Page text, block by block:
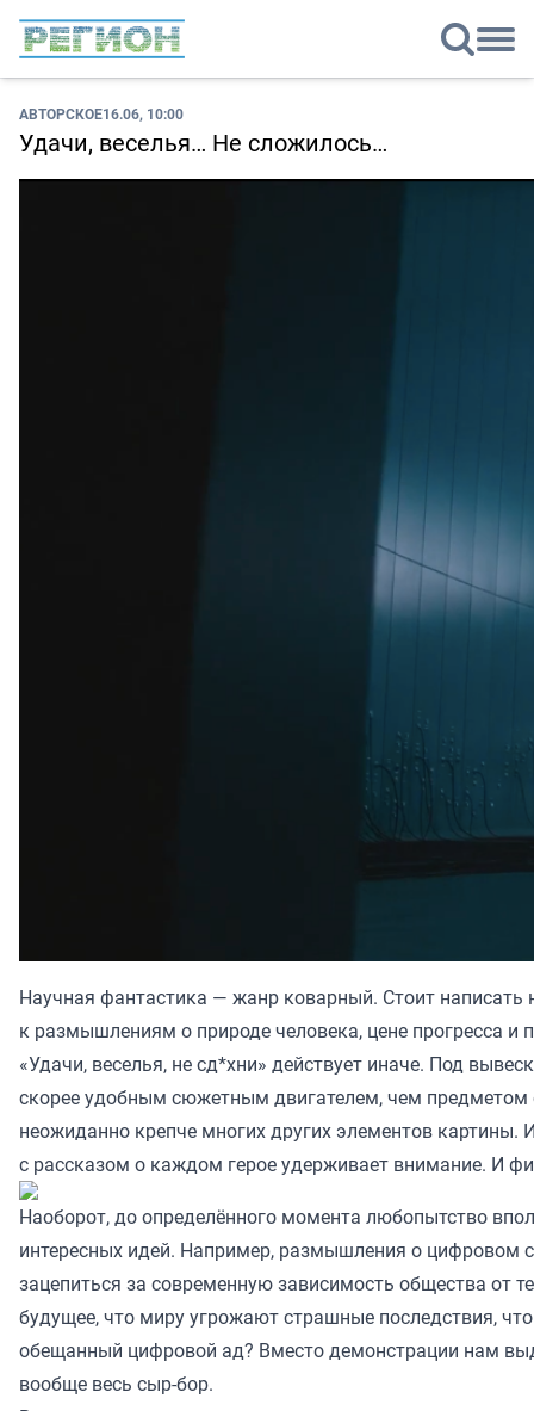
АВТОРСКОЕ16.06, 10:00
Удачи, веселья… Не сложилось…
Научная фантастика — жанр коварный. Стоит написать
к размышлениям о природе человека, цене прогресса
«Удачи, веселья, не сд*хни» действует иначе. Под
скорее удобным сюжетным двигателем, чем предметом
неожиданно крепче многих других элементов
с рассказом о каждом герое удерживает внимание. И
Наоборот, до определённого момента любопытство
интересных идей. Например, размышления о цифровом
зацепиться за современную зависимость общества от
будущее, что миру угрожают страшные последствия,
обещанный цифровой ад? Вместо демонстрации нам
вообще весь сыр-бор.